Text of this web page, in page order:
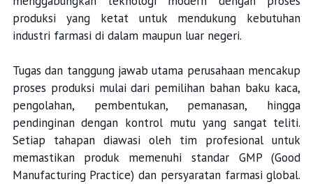
produksi yang ketat untuk mendukung kebutuhan
industri farmasi di dalam maupun luar negeri.
Tugas dan tanggung jawab utama perusahaan mencakup
proses produksi mulai dari pemilihan bahan baku kaca,
pengolahan, pembentukan, pemanasan, hingga
pendinginan dengan kontrol mutu yang sangat teliti.
Setiap tahapan diawasi oleh tim profesional untuk
memastikan produk memenuhi standar GMP (Good
Manufacturing Practice) dan persyaratan farmasi global.